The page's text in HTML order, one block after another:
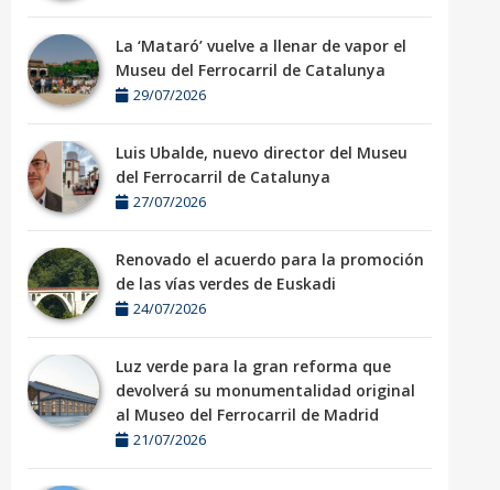
La ‘Mataró’ vuelve a llenar de vapor el
Museu del Ferrocarril de Catalunya
29/07/2026
Luis Ubalde, nuevo director del Museu
del Ferrocarril de Catalunya
27/07/2026
Renovado el acuerdo para la promoción
de las vías verdes de Euskadi
24/07/2026
Luz verde para la gran reforma que
devolverá su monumentalidad original
al Museo del Ferrocarril de Madrid
21/07/2026